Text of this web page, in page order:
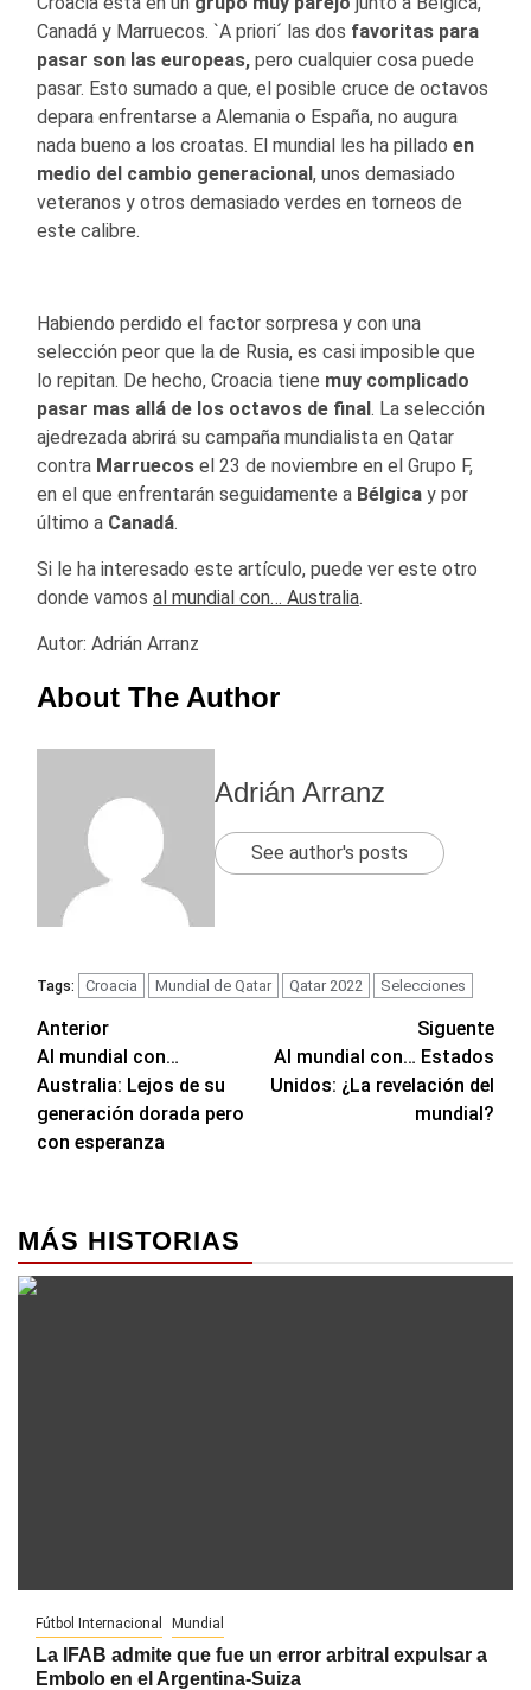
Canadá y Marruecos. `A priori´ las dos favoritas para
pasar son las europeas, pero cualquier cosa puede
pasar. Esto sumado a que, el posible cruce de octavos
depara enfrentarse a Alemania o España, no augura
nada bueno a los croatas. El mundial les ha pillado en
medio del cambio generacional, unos demasiado
veteranos y otros demasiado verdes en torneos de
este calibre.
Habiendo perdido el factor sorpresa y con una
selección peor que la de Rusia, es casi imposible que
lo repitan. De hecho, Croacia tiene muy complicado
pasar mas allá de los octavos de final. La selección
ajedrezada abrirá su campaña mundialista en Qatar
contra Marruecos el 23 de noviembre en el Grupo F,
en el que enfrentarán seguidamente a Bélgica y por
último a Canadá.
Si le ha interesado este artículo, puede ver este otro
donde vamos al mundial con… Australia.
Autor: Adrián Arranz
About The Author
Adrián Arranz
See author's posts
Tags: Croacia Mundial de Qatar Qatar 2022 Selecciones
Navegación
de
entradas
Anterior
Al mundial con…
Australia: Lejos de su
generación dorada pero
con esperanza
Siguente
Al mundial con… Estados
Unidos: ¿La revelación del
mundial?
MÁS HISTORIAS
Fútbol Internacional Mundial
La IFAB admite que fue un error arbitral expulsar a
Embolo en el Argentina-Suiza